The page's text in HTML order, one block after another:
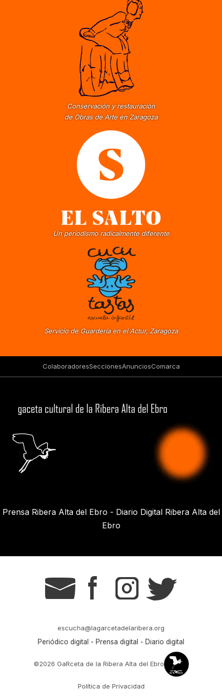
Conservación y restauración
de Obras de Arte en Zaragoza
Un periodismo radicalmente diferente
Servicio de Guardería en el Actur, Zaragoza
ColaboradoresSeccionesAnunciosComarca
Prensa Ribera Alta del Ebro - Diario Digital Ribera Alta del
Ebro
g s t r
escucha@lagarcetadelaribera.org
Periódico digital - Prensa digital - Diario digital
©2026 GaRceta de la Ribera Alta del Ebro
Política de Privacidad